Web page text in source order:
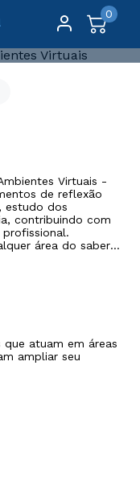
0
Virtuais -
de reflexão
estudo dos
contribuindo com
área do saber
da Educação a
atuam em áreas
ampliar seu